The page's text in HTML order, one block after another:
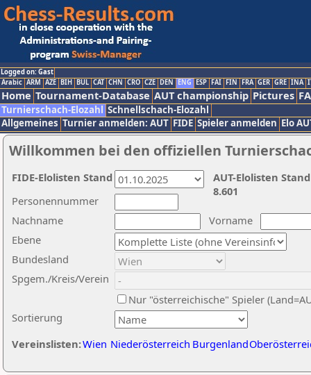
Logged on: Gast
Arabic ARM AZE BIH BUL CAT CHN CRO CZE DEN ENG ESP FAI FIN FRA GER GRE INA
Home Tournament-Database AUT championship Pictures
Turnierschach-Elozahl Schnellschach-Elozahl
Allgemeines Turnier anmelden: AUT FIDE Spieler anmelden Elo
Willkommen bei den offiziellen
Nachname
Vorname
Ebene
Sortierung
Personennummer
Bundesland
Spgem./Kreis/Verein
Nur "österreichische" Spieler
Vereinslisten:Wien Niederösterreich Burgenland
AUT-Elolisten
8.601
FIDE-Elolisten Stand